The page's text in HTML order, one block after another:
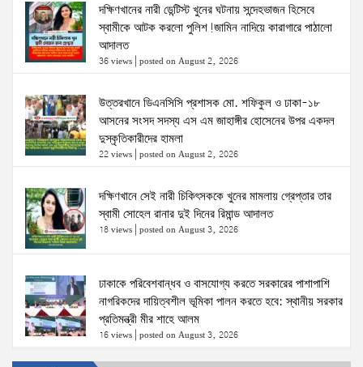
দক্ষিণখানের নারী ডেন্টিস্ট খুনের ঘটনায় সন্দেহভাজন হিসেবে
স্বামীকে আটক করলো পুলিশ!জামিন নাদিয়ে কারাগারে পাঠালো
আদালত
36 views posted on August 2, 2026
উত্তরখানে ডিএনসিসি প্রশাসক মো. শফিকুল ও ঢাকা-১৮
আসনের সংসদ সদস্য এস এম জাহাঙ্গীর হোসেনের উপর একদল
দুস্কৃতিকারীদের হামলা
22 views posted on August 2, 2026
দক্ষিণখানে সেই নারী চিকিৎসককে খুনের মামলায় গ্রেপ্তার তার
স্বামী সোহেল রানার দুই দিনের রিমান্ড আদালত
18 views posted on August 3, 2026
ঢাকাকে পরিবেশবান্ধব ও বাসযোগ্য করতে সরকারের পাশাপাশি
নাগরিকদের দায়িত্বশীল ভূমিকা পালন করতে হবে: স্থানীয় সরকার
প্রতিমন্ত্রী মীর শাহে আলম
16 views posted on August 3, 2026